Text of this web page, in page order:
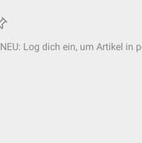
NEU: Log dich ein, um Artikel in